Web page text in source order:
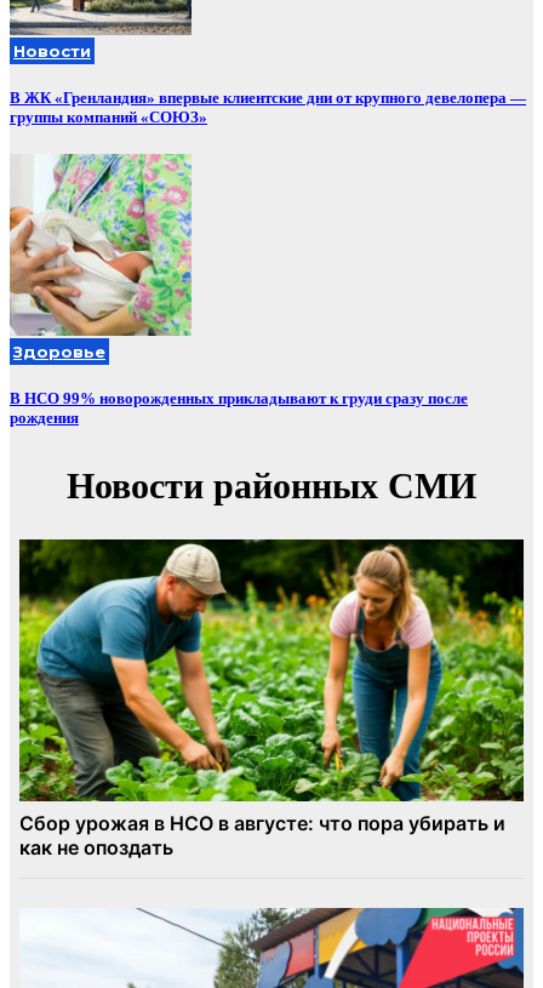
Новости
В ЖК «Гренландия» впервые клиентские дни от крупного девелопера —
группы компаний «СОЮЗ»
Здоровье
В НСО 99% новорожденных прикладывают к груди сразу после
рождения